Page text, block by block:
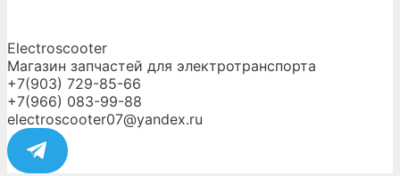
Electroscooter
Магазин запчастей для электротранспорта
+7(903) 729-85-66
+7(966) 083-99-88
electroscooter07@yandex.ru